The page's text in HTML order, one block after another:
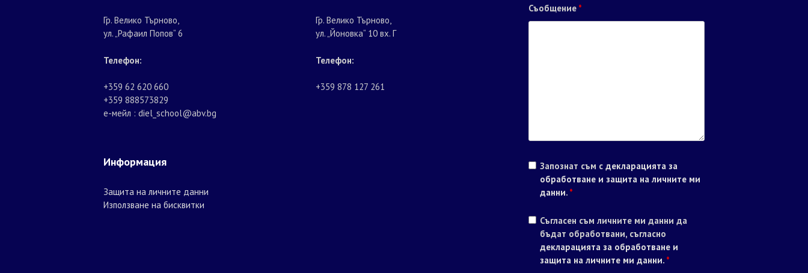
Гр. Велико Търново,
ул. „Рафаил Попов“ 6
Телефон:
+359 62 620 660
+359 888573829
е-мейл : diel_school@abv.bg
Информация
Защита на личните данни
Използване на бисквитки
Гр. Велико Търново,
ул. „Йоновка“ 10 вх. Г
Телефон:
+359 878 127 261
Съобщение *
Запознат съм с декларацията за
обработване и защита на личните ми
данни. *
Съгласен съм личните ми данни да
бъдат обработвани, съгласно
декларацията за обработване и
защита на личните ми данни. *